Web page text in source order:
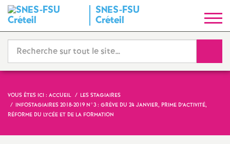
SNES-FSU
Créteil
y
n
d
VOUS ÊTES ICI : ACCUEIL
LES STAGIAIRES
INFOSTAGIAIRES 2018-2019 N°3 : GRÈVE DU 24 JANVIER, PRIME D’ACTIVITÉ,
RÉFORME DU LYCÉE ET DE LA FORMATION